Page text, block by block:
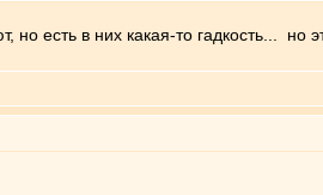
но есть в них какая-то гадкость... но